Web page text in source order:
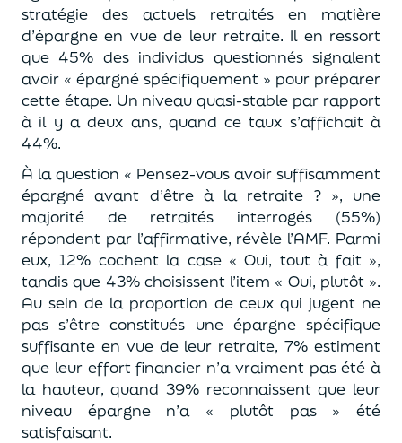
stratégie des actuels retraités en matière
d’épargne en vue de leur retraite. Il en ressort
que 45% des individus questionnés signalent
avoir « épargné spécifiquement » pour préparer
cette étape. Un niveau quasi-stable par rapport
à il y a deux ans, quand ce taux s’affichait à
44%.
À la question « Pensez-vous avoir suffisamment
épargné avant d’être à la retraite ? », une
majorité de retraités interrogés (55%)
répondent par l’affirmative, révèle l’AMF. Parmi
eux, 12% cochent la case « Oui, tout à fait »,
tandis que 43% choisissent l’item « Oui, plutôt ».
Au sein de la proportion de ceux qui jugent ne
pas s’être constitués une épargne spécifique
suffisante en vue de leur retraite, 7% estiment
que leur effort financier n’a vraiment pas été à
la hauteur, quand 39% reconnaissent que leur
niveau épargne n’a « plutôt pas » été
satisfaisant.